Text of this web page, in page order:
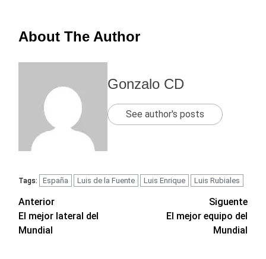
About The Author
Gonzalo CD
See author's posts
Tags: España Luis de la Fuente Luis Enrique Luis Rubiales
Navegación
de
Anterior
El mejor lateral del
Mundial
Siguente
El mejor equipo del
Mundial